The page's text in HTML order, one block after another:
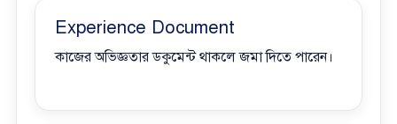
Experience Document
কাজের অভিজ্ঞতার ডকুমেন্ট থাকলে জমা দিতে পারেন।